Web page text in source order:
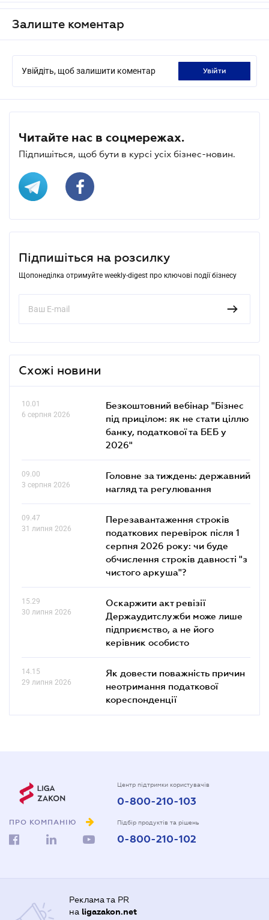
Залиште коментар
Увійдіть, щоб залишити коментар увійти
Читайте нас в соцмережах.
Підпишіться, щоб бути в курсі усіх бізнес-новин.
Підпишіться на розсилку
Щопонеділка отримуйте weekly-digest про ключові події бізнесу
Схожі новини
10.01
6 серпня 2026
Безкоштовний вебінар "Бізнес
під прицілом: як не стати ціллю
банку, податкової та БЕБ у
2026"
09.00
3 серпня 2026
Головне за тиждень: державний
нагляд та регулювання
09.47
31 липня 2026
Перезавантаження строків
податкових перевірок після 1
серпня 2026 року: чи буде
обчислення строків давності "з
чистого аркуша"?
15.29
30 липня 2026
Оскаржити акт ревізії
Держаудитслужби може лише
підприємство, а не його
керівник особисто
14.15
29 липня 2026
Як довести поважність причин
неотримання податкової
кореспонденції
ПРО КОМПАНІЮ
Центр підтримки користувачів
0-800-210-103
Підбір продуктів та рішень
0-800-210-102
Реклама та PR
на ligazakon.net